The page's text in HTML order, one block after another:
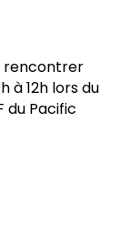
rencontrer
à 12h lors du
du Pacific